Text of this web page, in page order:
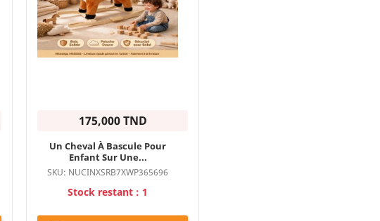
175,000 TND
Un Cheval À Bascule Pour
Enfant Sur Une...
SKU: NUCINXSRB7XWP365696
Stock restant : 1